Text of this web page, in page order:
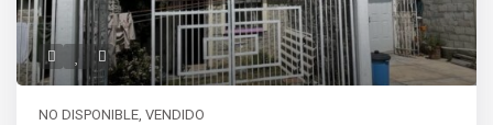
NO DISPONIBLE,VENDIDO